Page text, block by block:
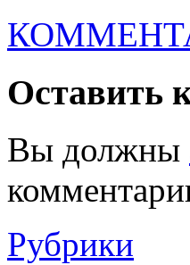
Оставить
Вы должны
Рубрики